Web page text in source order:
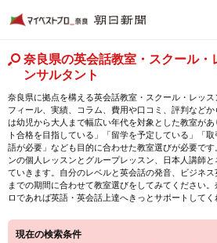
奈良県の英会話教室・スクール・
ンサルタント
奈良県に拠点を構える英会話教室・スクール・レッ
フィール、実績、コラム、費用や口コミ、評判など
は幼児から大人まで幅広い年代を対象とした教室が
ト合格を目指している」「留学を予定している」「
語が必要」なども目的に合わせた教室選びが必要で
ンの個人レッスンとグループレッスン、日本人講師
ていきます。自分のレベルと英会話の発音、ビジネ
までの期間に合わせて教室選びをしてみてください
ロであれば英語・英会話上達へきっとサポートしてく
現在の検索条件